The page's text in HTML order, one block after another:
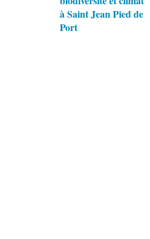
à Saint Jean Pied de
Port